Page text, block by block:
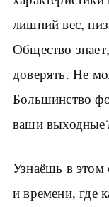
лишний вес,
Общество
доверять. Не
Большинство
ваши
Узнаёшь в этом
и времени, где